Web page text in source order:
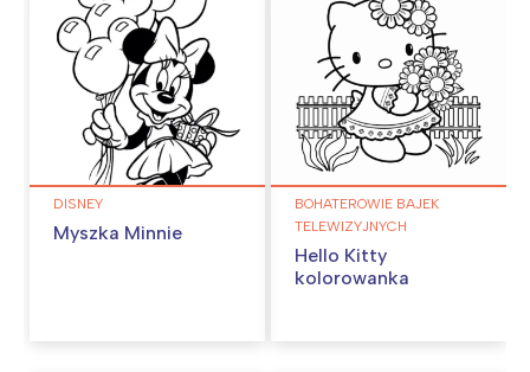
DISNEY
Myszka Minnie
BOHATEROWIE BAJEK
TELEWIZYJNYCH
Hello Kitty
kolorowanka